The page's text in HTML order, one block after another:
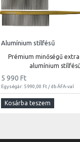
Alumínium stílfésű
Prémium minőségű
alumínium stílfésű
5 990 Ft
Egységár: 5 990,00 Ft / db ÁFA-val
Kosárba teszem